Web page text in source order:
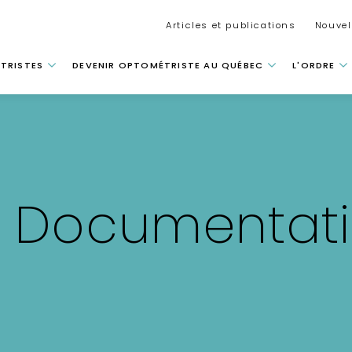
Articles et publications
principale
DEVENIR OPTOMÉTRISTE AU QUÉBEC L'ORDRE